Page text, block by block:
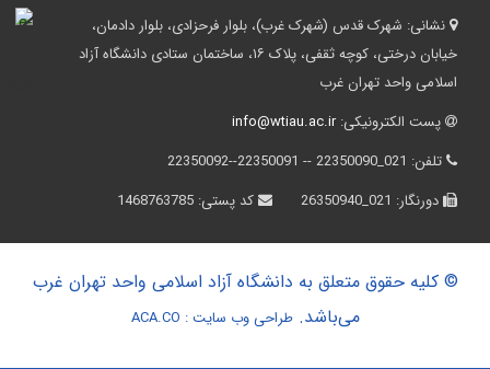
نشانی:شهرک قدس (شهرک غرب)، بلوار فرحزادی، بلوار دادمان،
خیابان درختی، کوچه ثقفی، پلاک ۱۶، ساختمان ستادی دانشگاه آزاد
اسلامی واحد تهران غرب
پست الکترونیکی:info@wtiau.ac.ir
تلفن:021_22350090 -- 22350091--22350092
دورنگار:021_26350940 کد پستی:1468763785
© کلیه حقوق متعلق به دانشگاه آزاد اسلامی واحد تهران غرب
می‌باشد.طراحی وب سایت :ACA.CO